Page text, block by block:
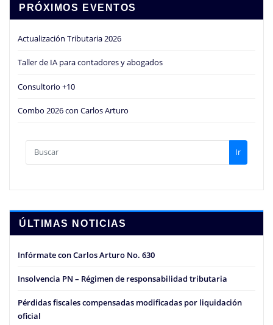
PRÓXIMOS EVENTOS
Actualización Tributaria 2026
Taller de IA para contadores y abogados
Consultorio +10
Combo 2026 con Carlos Arturo
Ir
ÚLTIMAS NOTICIAS
Infórmate con Carlos Arturo No. 630
Insolvencia PN – Régimen de responsabilidad tributaria
Pérdidas fiscales compensadas modificadas por liquidación
oficial